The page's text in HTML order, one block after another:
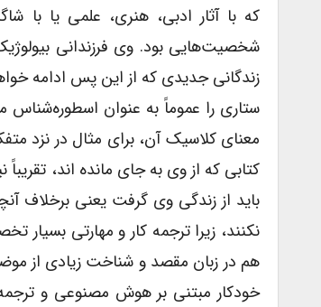
که با آثار ادبی، هنری، علمی یا با
شخصیت‌هایی بود. وی فرزندانی
زندگانی جدیدی که از این پس ادامه
ستاری را عموماً به عنوان اسطوره‌شناس
معنای کلاسیک آن، برای مثال در نزد
کتابی که از وی به جای مانده اند،
باید از زندگی وی گرفت یعنی برخلاف
نکنند، زیرا ترجمه کار و مهارتی بسیار
هم در زبان مقصد و شناخت زیادی از
خودکار مبتنی بر هوش مصنوعی و